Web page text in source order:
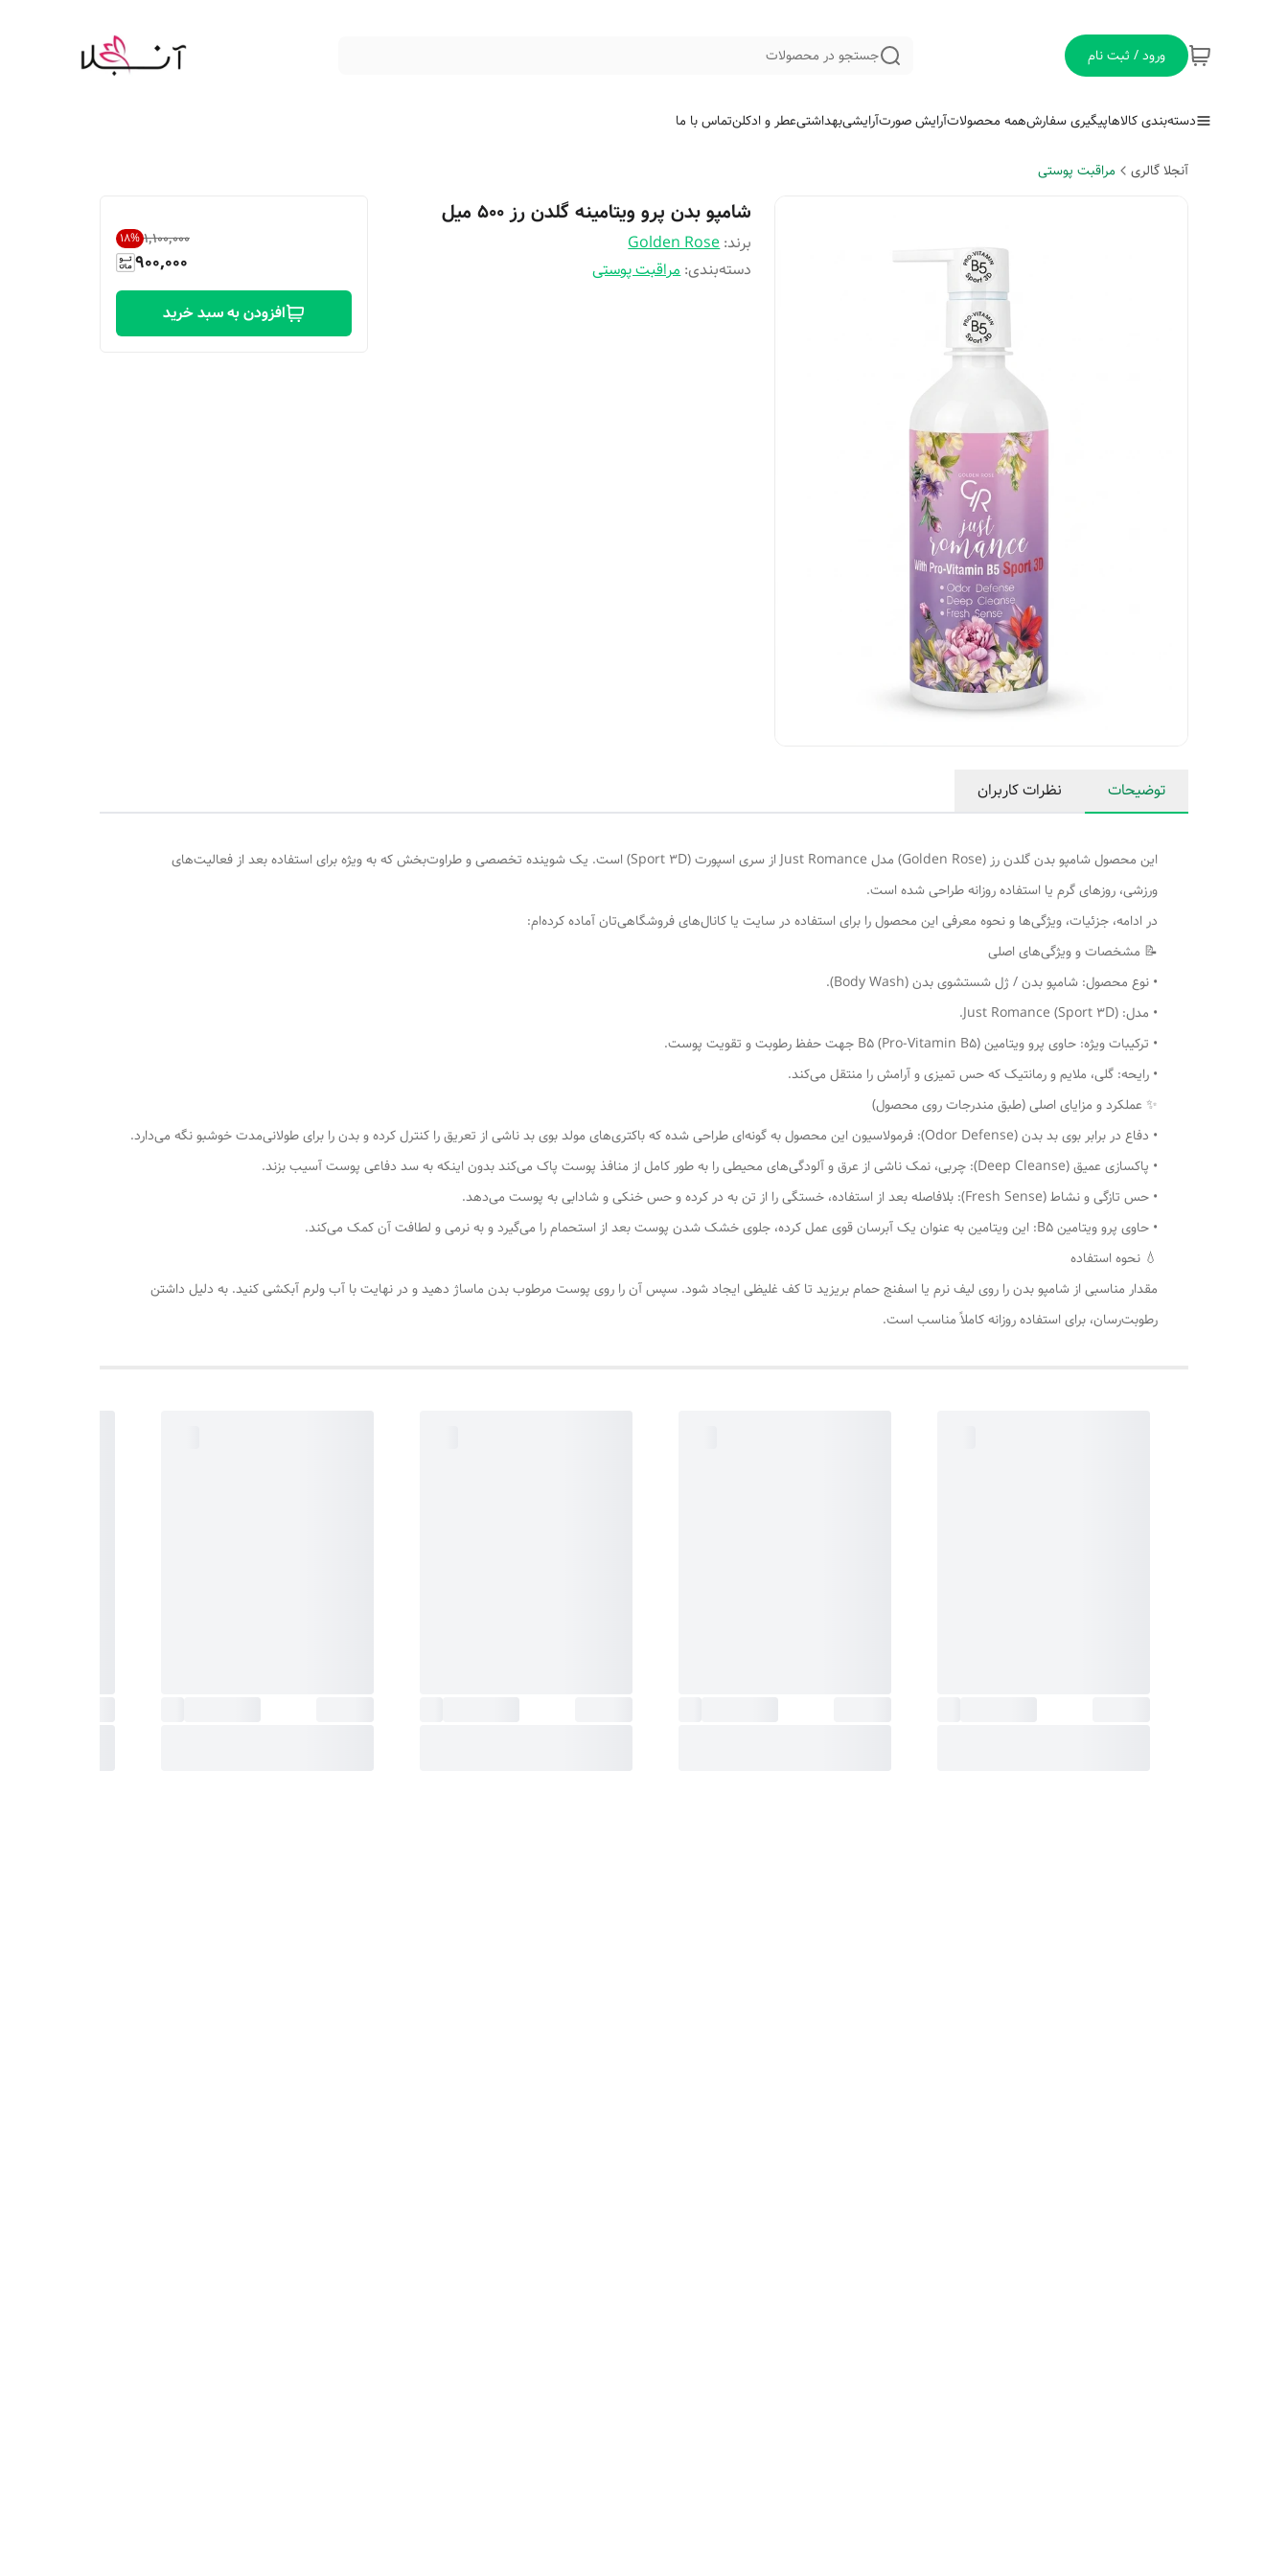
ورود / ثبت نام جستجو در محصولات
دسته‌بندی کالاهاپیگیری سفارشهمه محصولاتآرایش صورتآرایشیبهداشتیعطر و ادکلنتماس با ما
آنجلا گالری مراقبت پوستی
شامپو بدن پرو ویتامینه گلدن رز ۵۰۰ میل
برند:Golden Rose
دسته‌بندی:مراقبت پوستی
۱٬۱۰۰٬۰۰۰ 18%
900,000
افزودن به سبد خرید
توضیحات نظرات کاربران
این محصول شامپو بدن گلدن رز (Golden Rose) مدل Just Romance از سری اسپورت (Sport 3D) است. یک شوینده تخصصی و طراوت‌بخش که به ویژه برای استفاده بعد از فعالیت‌های
ورزشی، روزهای گرم یا استفاده روزانه طراحی شده است.
در ادامه، جزئیات، ویژگی‌ها و نحوه معرفی این محصول را برای استفاده در سایت یا کانال‌های فروشگاهی‌تان آماده کرده‌ام:
📝 مشخصات و ویژگی‌های اصلی
• نوع محصول: شامپو بدن / ژل شستشوی بدن (Body Wash).
• مدل: Just Romance (Sport 3D).
• ترکیبات ویژه: حاوی پرو ویتامین B5 (Pro-Vitamin B5) جهت حفظ رطوبت و تقویت پوست.
• رایحه: گلی، ملایم و رمانتیک که حس تمیزی و آرامش را منتقل می‌کند.
✨ عملکرد و مزایای اصلی (طبق مندرجات روی محصول)
• دفاع در برابر بوی بد بدن (Odor Defense): فرمولاسیون این محصول به گونه‌ای طراحی شده که باکتری‌های مولد بوی بد ناشی از تعریق را کنترل کرده و بدن را برای طولانی‌مدت خوشبو نگه می‌دارد.
• پاکسازی عمیق (Deep Cleanse): چربی، نمک ناشی از عرق و آلودگی‌های محیطی را به طور کامل از منافذ پوست پاک می‌کند بدون اینکه به سد دفاعی پوست آسیب بزند.
• حس تازگی و نشاط (Fresh Sense): بلافاصله بعد از استفاده، خستگی را از تن به در کرده و حس خنکی و شادابی به پوست می‌دهد.
• حاوی پرو ویتامین B5: این ویتامین به عنوان یک آبرسان قوی عمل کرده، جلوی خشک شدن پوست بعد از استحمام را می‌گیرد و به نرمی و لطافت آن کمک می‌کند.
💧 نحوه استفاده
مقدار مناسبی از شامپو بدن را روی لیف نرم یا اسفنج حمام بریزید تا کف غلیظی ایجاد شود. سپس آن را روی پوست مرطوب بدن ماساژ دهید و در نهایت با آب ولرم آبکشی کنید. به دلیل داشتن
رطوبت‌رسان، برای استفاده روزانه کاملاً مناسب است.